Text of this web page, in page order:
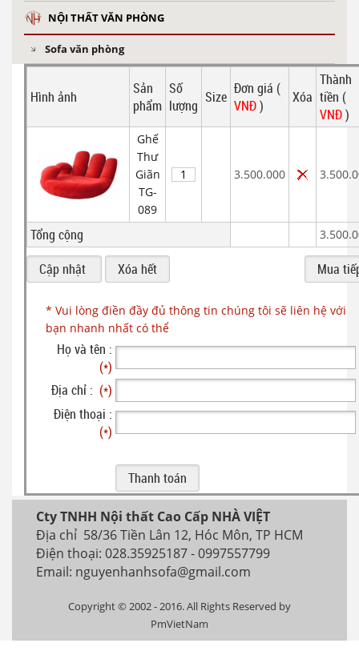
NỘI THẤT VĂN PHÒNG
Sofa văn phòng
Hình ảnh
Sản
phẩm
Số
lượng Size Đơn giá (
VNĐ) Xóa
Thành
tiền (
VNĐ)
Ghế
Thư
Giãn
TG-
089
3.500.000
Tổng cộng
* Vui lòng điền đầy đủ thông tin chúng tôi sẽ liên hệ với
bạn nhanh nhất có thể
Họ và tên :
(*)
Địa chỉ : (*)
Điện thoại :
(*)
Cty TNHH Nội thất Cao Cấp NHÀ VIỆT
Địa chỉ 58/36 Tiền Lân 12, Hóc Môn, TP HCM
Điện thoại: 028.35925187 - 0997557799
Email: nguyenhanhsofa@gmail.com
Copyright © 2002 - 2016. All Rights Reserved by
PmVietNam